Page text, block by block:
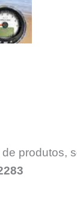
produtos,